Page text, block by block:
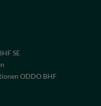
SE
ODDO BHF